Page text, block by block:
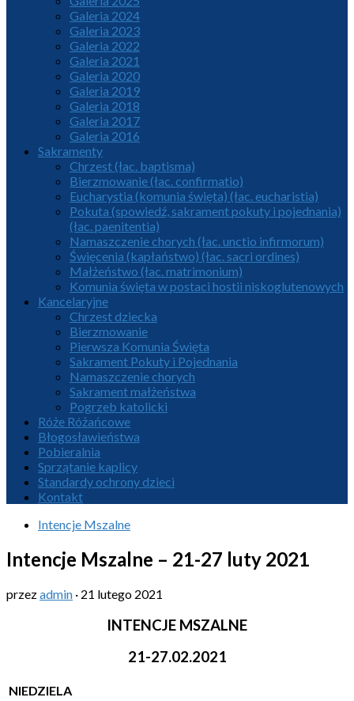
Galeria 2024
Galeria 2023
Galeria 2022
Galeria 2021
Galeria 2020
Galeria 2019
Galeria 2018
Galeria 2017
Galeria 2016
Sakramenty
Chrzest (łac. baptisma)
Bierzmowanie (łac. confirmatio)
Eucharystia (komunia święta) (łac. eucharistia)
Pokuta (spowiedź, sakrament pokuty i pojednania)
(łac. paenitentia)
Namaszczenie chorych (łac. unctio infirmorum)
Święcenia (kapłaństwo) (łac. sacri ordines)
Małżeństwo (łac. matrimonium)
Komunia święta w postaci hostii niskoglutenowych
Kancelaryjne
Chrzest dziecka
Bierzmowanie
Pierwsza Komunia Święta
Sakrament Pokuty i Pojednania
Namaszczenie chorych
Sakrament małżeństwa
Pogrzeb katolicki
Róże Różańcowe
Błogosławieństwa
Pobieralnia
Sprzątanie kaplicy
Standardy ochrony dzieci
Kontakt
Intencje Mszalne
Intencje Mszalne – 21-27 luty 2021
przezadmin · 21 lutego 2021
INTENCJE MSZALNE
21-27.02.2021
NIEDZIELA